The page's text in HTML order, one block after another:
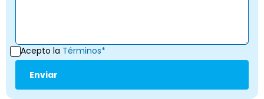
Acepto la Términos*